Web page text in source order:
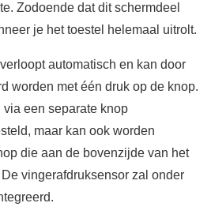
Zodoende dat dit schermdeel
je het toestel helemaal uitrolt.
automatisch en kan door
worden met één druk op de knop.
een separate knop
maar kan ook worden
die aan de bovenzijde van het
vingerafdruksensor zal onder